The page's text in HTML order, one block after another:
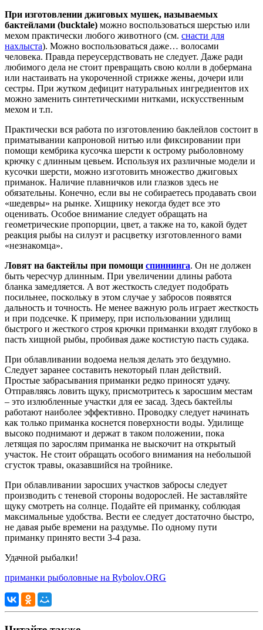
При изготовлении джиговых мушек, называемых
бактейлами (bucktale) можно воспользоваться шерстью или
мехом практически любого животного (см. снасти для
нахлыста). Можно воспользоваться даже… волосами
человека. Правда переусердствовать не следует. Даже ради
любимого дела не стоит превращать свою колли в добермана
или настаивать на укороченной стрижке жены, дочери или
сестры. При жутком дефицит натуральных ингредиентов их
можно заменить синтетическими нитками, искусственным
мехом и т.п.
Практически вся работа по изготовлению баклейлов состоит в
приматывании капроновой нитью или фиксировании при
помощи кембрика кусочка шерсти к острому рыболовному
крючку с длинным цевьем. Используя их различные модели и
кусочки шерсти, можно изготовить множество джиговых
приманок. Наличие плавничков или глазков здесь не
обязательны. Конечно, если вы не собираетесь продавать свои
«шедевры» на рынке. Хищнику некогда будет все это
оценивать. Особое внимание следует обращать на
геометрические пропорции, цвет, а также на то, какой будет
реакция рыбы на силуэт и расцветку изготовленного вами
«незнакомца».
Ловят на бактейлы при помощи спиннинга. Он не должен
быть чересчур длинным. При увеличении длины работа
бланка замедляется. А вот жесткость следует подобрать
посильнее, поскольку в этом случае у забросов появятся
дальность и точность. Не менее важную роль играет жесткость
и при подсечке. К примеру, при использовании удилищ
быстрого и жесткого строя крючки приманки входят глубоко в
пасть хищной рыбы, пробивая даже костистую пасть судака.
При облавливании водоема нельзя делать это бездумно.
Следует заранее составить некоторый план действий.
Простые забрасывания приманки редко приносят удачу.
Отправляясь ловить щуку, присмотритесь к заросшим местам
– это излюбленные участки для ее засад. Здесь бактейлы
работают наиболее эффективно. Проводку следует начинать
как только приманка коснется поверхности воды. Удилище
высоко поднимают и держат в таком положении, пока
летящая по зарослям приманка не выскочит на открытый
участок. Не стоит обращать особого внимания на небольшой
сгусток травы, оказавшийся на тройнике.
При облавливании заросших участков забросы следует
производить с теневой стороны водорослей. Не заставляйте
щуку смотреть на солнце. Подайте ей приманку, соблюдая
максимальные удобства. Вести ее следует достаточно быстро,
не давая рыбе времени на раздумье. По одному пути
приманку принято вести 3-4 раза.
Удачной рыбалки!
приманки рыболовные на Rybolov.ORG